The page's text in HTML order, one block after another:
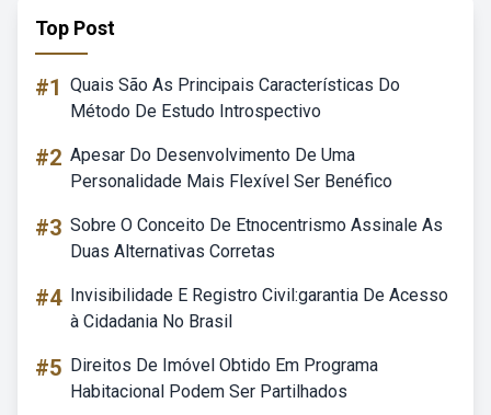
Top Post
#1 Quais São As Principais Características Do
Método De Estudo Introspectivo
#2 Apesar Do Desenvolvimento De Uma
Personalidade Mais Flexível Ser Benéfico
#3 Sobre O Conceito De Etnocentrismo Assinale As
Duas Alternativas Corretas
#4 Invisibilidade E Registro Civil:garantia De Acesso
à Cidadania No Brasil
#5 Direitos De Imóvel Obtido Em Programa
Habitacional Podem Ser Partilhados